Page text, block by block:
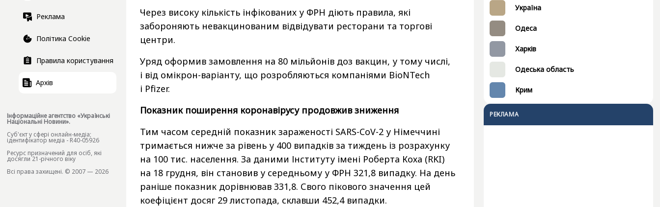
Реклама
Політика Cookie
Правила користування
Архів
Інформаційне агентство «Українські
Національні Новини».
Cуб'єкт у сфері онлайн-медіа;
ідентифікатор медіа - R40-05926
Ресурс призначений для осіб, які
досягли 21-річного віку
Всі права захищені. © 2007 — 2026
Україна
Одеса
Харків
Одеська область
Крим
РЕКЛАМА
Через високу кількість інфікованих у ФРН діють правила, які
забороняють невакцинованим відвідувати ресторани та торгові
центри.
Уряд оформив замовлення на 80 мільйонів доз вакцин, у тому числі,
і від омікрон-варіанту, що розробляються компаніями BioNTech
і Pfizer.
Показник поширення коронавірусу продовжив зниження
Тим часом середній показник зараженості SARS-CoV-2 у Німеччині
тримається нижче за рівень у 400 випадків за тиждень із розрахунку
на 100 тис. населення. За даними Інституту імені Роберта Коха (RKI)
на 18 грудня, він становив у середньому у ФРН 321,8 випадку. На день
раніше показник дорівнював 331,8. Свого пікового значення цей
коефіцієнт досяг 29 листопада, склавши 452,4 випадки.